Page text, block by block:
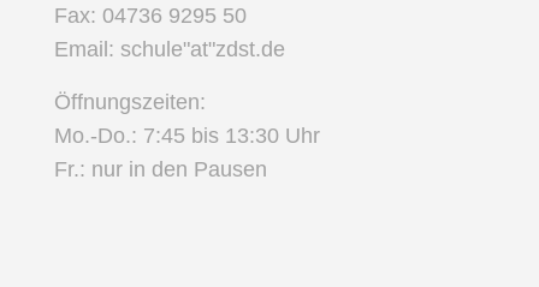
Fax: 04736 9295 50
Email: schule"at"zdst.de
Öffnungszeiten:
Mo.-Do.: 7:45 bis 13:30 Uhr
Fr.: nur in den Pausen